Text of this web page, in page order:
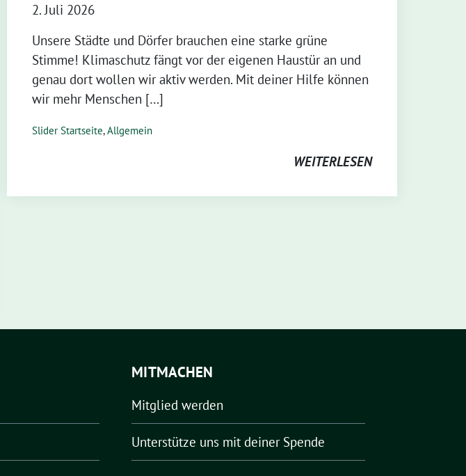
2. Juli 2026
Unsere Städte und Dörfer brauchen eine starke grüne
Stimme! Klimaschutz fängt vor der eigenen Haustür an und
genau dort wollen wir aktiv werden. Mit deiner Hilfe können
wir mehr Menschen […]
Slider Startseite,Allgemein
WEITERLESEN
MITMACHEN
Mitglied werden
Unterstütze uns mit deiner Spende